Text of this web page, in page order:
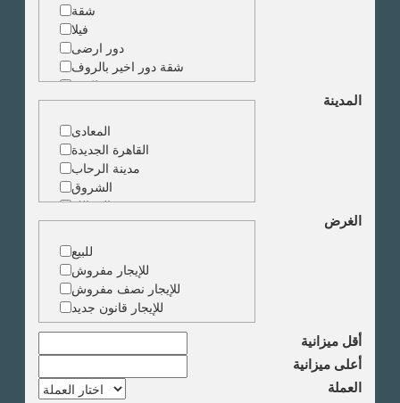
شقة
فيلا
دور ارضى
شقة دور اخير بالروف
شقة دوبلكس
شقة حجرة واحدة
ارض
مبنى
المدينة
المعادى
القاهرة الجديدة
مدينة الرحاب
الشروق
الزمالك
جاردن سيتى
دقى
المهندسين
الجيزة
العجوزة
وسط البلد
مصر الجديدة
مدينة نصر
السادس من اكتوبر
الشيخ زايد
الغرض
للبيع
للإيجار مفروش
للإيجار نصف مفروش
للإيجار قانون جديد
أقل ميزانية
أعلى ميزانية
العملة